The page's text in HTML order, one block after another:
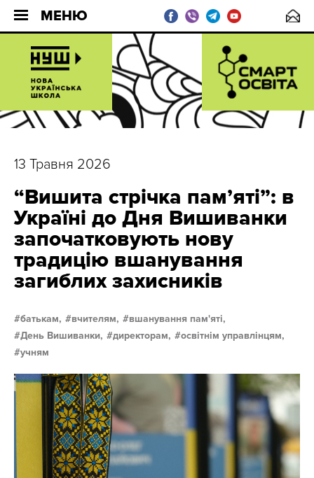
МЕНЮ
13 Травня 2026
“Вишита стрічка памʼяті”: в
Україні до Дня Вишиванки
започатковують нову
традицію вшанування
загиблих захисників
батькам, вчителям,
вшанування пам'яті,
День Вишиванки,
директорам,
освітнім управлінцям,
учням